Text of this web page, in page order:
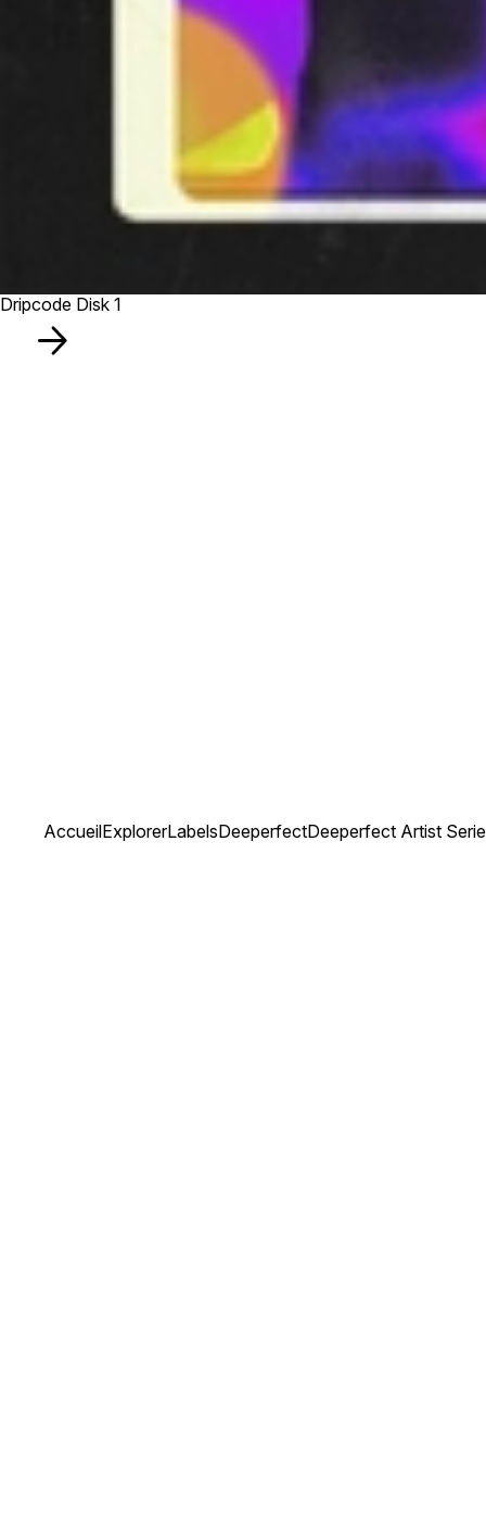
Dripcode Disk 1
AccueilExplorerLabelsDeeperfectDeeperfect Artist